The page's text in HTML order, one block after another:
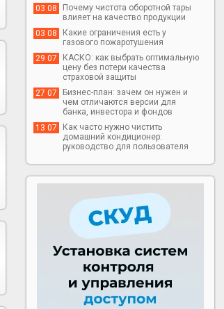
03 08
Почему чистота оборотной тары
влияет на качество продукции
03 08
Какие ограничения есть у
газового пожаротушения
29 07
КАСКО: как выбрать оптимальную
цену без потери качества
страховой защиты
27 07
Бизнес-план: зачем он нужен и
чем отличаются версии для
банка, инвестора и фондов
13 07
Как часто нужно чистить
домашний кондиционер:
руководство для пользователя